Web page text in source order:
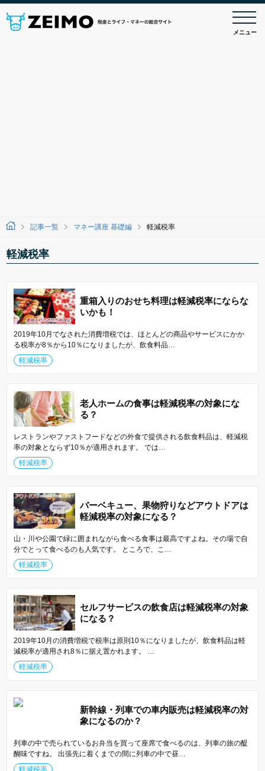
メニュー
記事一覧 マネー講座 基礎編 軽減税率
軽減税率
重箱入りのおせち料理は軽減税率にならな
いかも！
2019年10月でなされた消費増税では、ほとんどの商品やサービスにかか
る税率が8％から10％になりましたが、飲食料品…
軽減税率
老人ホームの食事は軽減税率の対象にな
る？
レストランやファストフードなどの外食で提供される飲食料品は、軽減税
率の対象とならず10％が適用されます。 では…
軽減税率
バーベキュー、果物狩りなどアウトドアは
軽減税率の対象になる？
山・川や公園で緑に囲まれながら食べる食事は最高ですよね。その場で自
分でとって食べるのも人気です。 ところで、こ…
軽減税率
セルフサービスの飲食店は軽減税率の対象
になる？
2019年10月の消費増税で税率は原則10％になりましたが、飲食料品は軽
減税率が適用され8％に据え置かれます。 …
軽減税率
新幹線・列車での車内販売は軽減税率の対
象になるのか？
列車の中で売られているお弁当を買って座席で食べるのは、列車の旅の醍
醐味ですね。 出張先に着くまでの間に列車の中で昼…
軽減税率